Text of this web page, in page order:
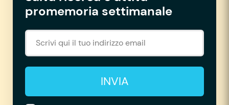
promemoria settimanale
INVIA